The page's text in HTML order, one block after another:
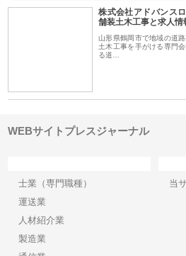
株式会社アドバンス
舗装土木工事と求人情
山形県鶴岡市で地域の道
土木工事を手がける専門
る道…
WEBサイトプレスジャーナル
士業（専門職種）
運送業
人材紹介業
製造業
当